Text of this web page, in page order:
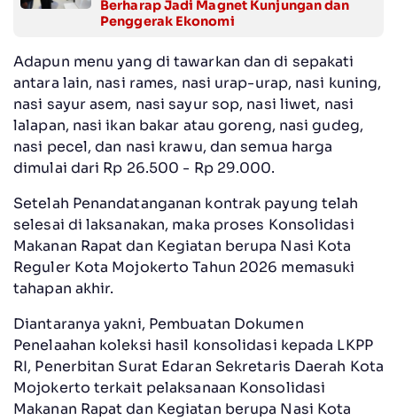
Berharap Jadi Magnet Kunjungan dan
Penggerak Ekonomi
Adapun menu yang di tawarkan dan di sepakati
antara lain, nasi rames, nasi urap-urap, nasi kuning,
nasi sayur asem, nasi sayur sop, nasi liwet, nasi
lalapan, nasi ikan bakar atau goreng, nasi gudeg,
nasi pecel, dan nasi krawu, dan semua harga
dimulai dari Rp 26.500 - Rp 29.000.
Setelah Penandatanganan kontrak payung telah
selesai di laksanakan, maka proses Konsolidasi
Makanan Rapat dan Kegiatan berupa Nasi Kota
Reguler Kota Mojokerto Tahun 2026 memasuki
tahapan akhir.
Diantaranya yakni, Pembuatan Dokumen
Penelaahan koleksi hasil konsolidasi kepada LKPP
RI, Penerbitan Surat Edaran Sekretaris Daerah Kota
Mojokerto terkait pelaksanaan Konsolidasi
Makanan Rapat dan Kegiatan berupa Nasi Kota